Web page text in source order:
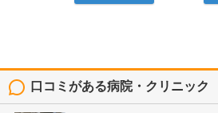
口コミがある病院・クリニック